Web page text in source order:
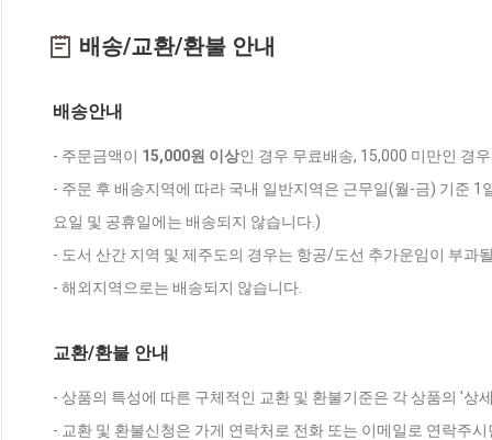
배송/교환/환불 안내
배송안내
- 주문금액이 15,000원 이상인 경우 무료배송, 15,000 미만인 경
- 주문 후 배송지역에 따라 국내 일반지역은 근무일(월-금) 기준
요일 및 공휴일에는 배송되지 않습니다.)
- 도서 산간 지역 및 제주도의 경우는 항공/도선 추가운임이 부과
- 해외지역으로는 배송되지 않습니다.
교환/환불 안내
- 상품의 특성에 따른 구체적인 교환 및 환불기준은 각 상품의 '상
- 교환 및 환불신청은 가게 연락처로 전화 또는 이메일로 연락주